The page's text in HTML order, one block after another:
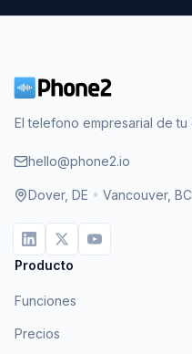
El telefono empresarial de tu
hello@phone2.io
Dover, DE • Vancouver, BC
Producto
Funciones
Precios